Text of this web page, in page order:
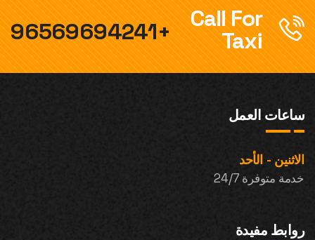
Call For
Taxi
+96569694241
ساعات العمل
الاثنين - الأحد
خدمة متوفرة 24/7
روابط مفيدة